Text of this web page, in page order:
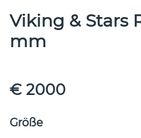
Viking & Stars
mm
€ 2000
Größe